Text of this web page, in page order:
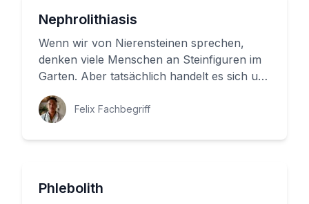
Nephrolithiasis
Wenn wir von Nierensteinen sprechen,
denken viele Menschen an Steinfiguren im
Garten. Aber tatsächlich handelt es sich um
steinähnliche Strukturen inn...
Felix Fachbegriff
Phlebolith